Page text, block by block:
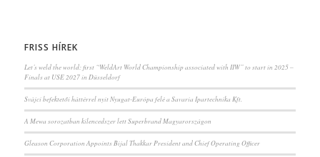
FRISS HÍREK
Let’s weld the world: first “WeldArt World Championship associated with IIW” to start in 2025 –
Finals at USE 2027 in Düsseldorf
Svájci befektetői háttérrel nyit Nyugat-Európa felé a Savaria Ipartechnika Kft.
A Mewa sorozatban kilencedszer lett Superbrand Magyarországon
Gleason Corporation Appoints Bijal Thakkar President and Chief Operating Officer